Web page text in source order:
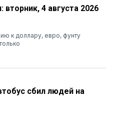
4 августа 2026
к доллару, евро, фунту
сбил людей на